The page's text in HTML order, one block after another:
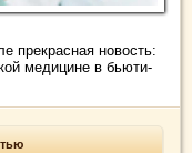
прекрасная новость:
медицине в бьюти-